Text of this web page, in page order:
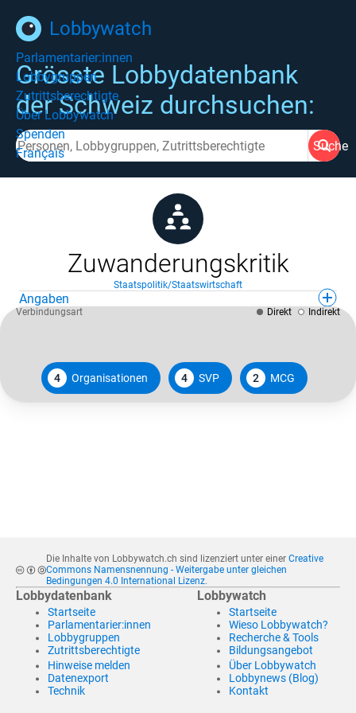
Lobbywatch
Parlamentarier:innen
Lobbygruppen
Zutrittsberechtigte
Über Lobbywatch
Spenden
Français
Grösste Lobbydatenbank
der Schweiz durchsuchen:
Suche
Zuwanderungskritik
Staatspolitik/Staatswirtschaft
Angaben
4 Organisationen 4 SVP 2 MCG
Verbindungsart Direkt Indirekt
Die Inhalte von Lobbywatch.ch sind lizenziert unter einer Creative
Commons Namensnennung - Weitergabe unter gleichen
Bedingungen 4.0 International Lizenz.
Lobbydatenbank
Startseite
Parlamentarier:innen
Lobbygruppen
Zutrittsberechtigte
Hinweise melden
Datenexport
Technik
Lobbywatch
Startseite
Wieso Lobbywatch?
Recherche & Tools
Bildungsangebot
Über Lobbywatch
Lobbynews (Blog)
Kontakt